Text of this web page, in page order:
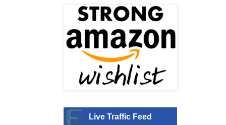
Live Traffic Feed